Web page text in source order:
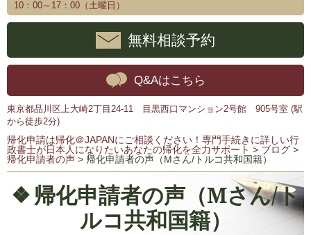
10：00～17：00（土曜日）
無料相談予約
Q&Aはこちら
東京都品川区上大崎2丁目24-11 目黒西口マンション2号館 905号室 (駅
から徒歩2分)
帰化申請は帰化＠JAPANにご相談ください！専門手続きに詳しい行
政書士が日本人になりたいあなたの帰化を全力サポート > ブログ >
帰化申請者の声 > 帰化申請者の声（Mさん/トルコ共和国籍）
帰化申請者の声（Mさん/ト
ルコ共和国籍）